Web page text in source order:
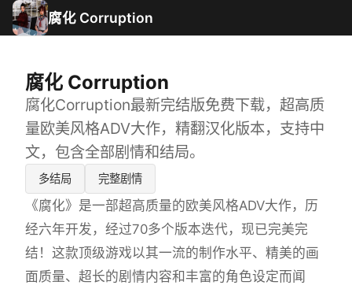
腐化 Corruption
腐化 Corruption
腐化Corruption最新完结版免费下载，超高质
量欧美风格ADV大作，精翻汉化版本，支持中
文，包含全部剧情和结局。
多结局 完整剧情
《腐化》是一部超高质量的欧美风格ADV大作，历
经六年开发，经过70多个版本迭代，现已完美完
结！这款顶级游戏以其一流的制作水平、精美的画
面质量、超长的剧情内容和丰富的角色设定而闻